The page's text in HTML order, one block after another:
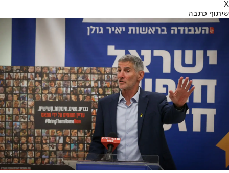
X
שיתוף כתבה